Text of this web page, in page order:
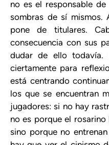
no es el responsable
sombras de sí mismos.
pone de titulares.
consecuencia con sus
dudar de ello
ciertamente para
está centrando
los que se encuentran
jugadores: si no hay
no es porque el
sino porque no